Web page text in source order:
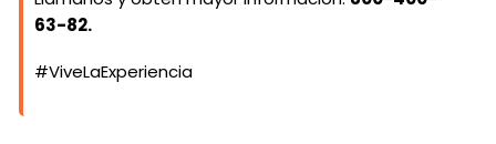
63-82.
#ViveLaExperiencia